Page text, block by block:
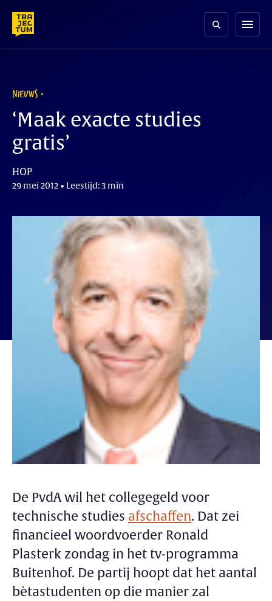
content
menu
NIEUWS
‘Maak exacte studies
gratis’
HOP
29 mei 2012 • Leestijd: 3 min
De PvdA wil het collegegeld voor
technische studies afschaffen. Dat zei
financieel woordvoerder Ronald
Plasterk zondag in het tv-programma
Buitenhof. De partij hoopt dat het aantal
bètastudenten op die manier zal